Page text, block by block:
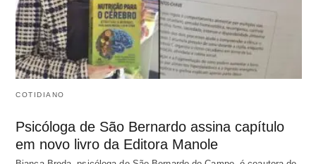
COTIDIANO
Psicóloga de São Bernardo assina capítulo
em novo livro da Editora Manole